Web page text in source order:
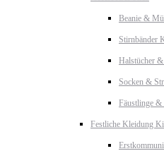
Beanie &
Stirnbänder
Halstücher
Socken &
Fäustlinge &
Festliche Kleidung